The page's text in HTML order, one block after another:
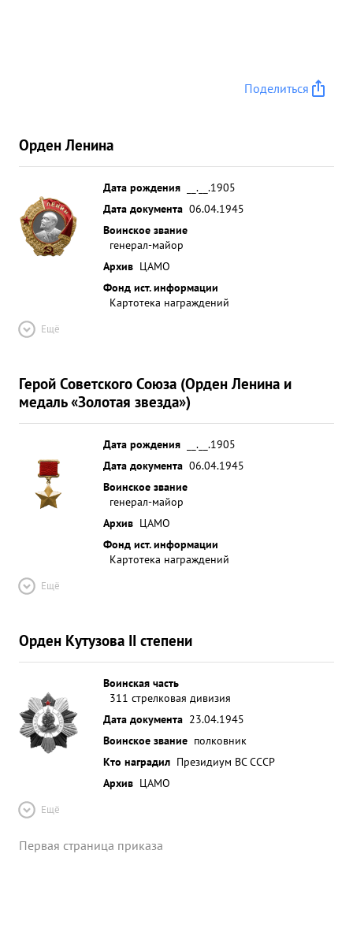
Поделиться
Орден Ленина
Дата рождения
__.__.1905
Дата документа 06.04.1945
Воинское звание
генерал-майор
Архив ЦАМО
Фонд ист. информации
Картотека награждений
Ещё
Герой Советского Союза (Орден Ленина и
медаль «Золотая звезда»)
Дата рождения
__.__.1905
Дата документа 06.04.1945
Воинское звание
генерал-майор
Архив ЦАМО
Фонд ист. информации
Картотека награждений
Ещё
Орден Кутузова II степени
Воинская часть
311 стрелковая дивизия
Дата документа 23.04.1945
Воинское звание полковник
Кто наградил Президиум ВС СССР
Архив ЦАМО
Ещё
Первая страница приказа